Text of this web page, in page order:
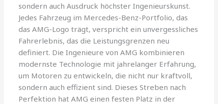
sondern auch Ausdruck höchster Ingenieurskunst.
Jedes Fahrzeug im Mercedes-Benz-Portfolio, das
das AMG-Logo trägt, verspricht ein unvergessliches
Fahrerlebnis, das die Leistungsgrenzen neu
definiert. Die Ingenieure von AMG kombinieren
modernste Technologie mit jahrelanger Erfahrung,
um Motoren zu entwickeln, die nicht nur kraftvoll,
sondern auch effizient sind. Dieses Streben nach
Perfektion hat AMG einen festen Platz in der